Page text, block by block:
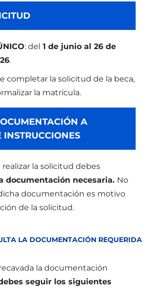
: del 1 de junio al 26 de
.
completar la solicitud de la beca,
la matrícula.
A
INSTRUCCIONES
la solicitud debes
documentación necesaria. No
documentación es motivo
de la solicitud.
LA DOCUMENTACIÓN REQUERIDA
la documentación
seguir los siguientes